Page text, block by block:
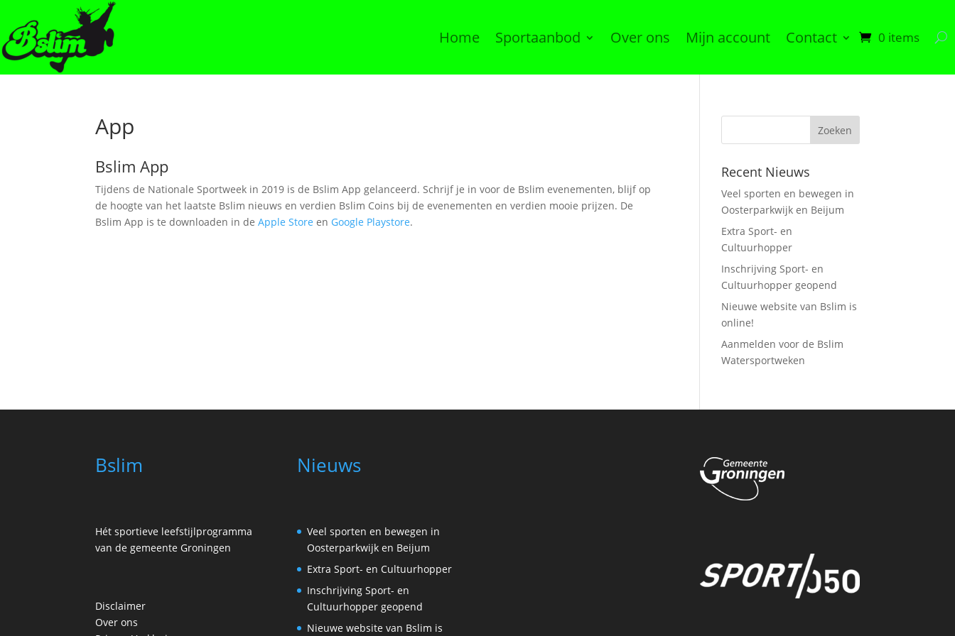
Home Sportaanbod Over ons Mijn account Contact 0 items
App
Bslim App
Tijdens de Nationale Sportweek in 2019 is de Bslim App gelanceerd. Schrijf je in voor de Bslim evenementen, blijf op
de hoogte van het laatste Bslim nieuws en verdien Bslim Coins bij de evenementen en verdien mooie prijzen. De
Bslim App is te downloaden in deApple Store en Google Playstore.
Recent Nieuws
Veel sporten en bewegen in
Oosterparkwijk en Beijum
Extra Sport- en
Cultuurhopper
Inschrijving Sport- en
Cultuurhopper geopend
Nieuwe website van Bslim is
online!
Aanmelden voor de Bslim
Watersportweken
Bslim
Hét sportieve leefstijlprogramma
van de gemeente Groningen
Disclaimer
Over ons
Nieuws
Veel sporten en bewegen in
Oosterparkwijk en Beijum
Extra Sport- en Cultuurhopper
Inschrijving Sport- en
Cultuurhopper geopend
Nieuwe website van Bslim is